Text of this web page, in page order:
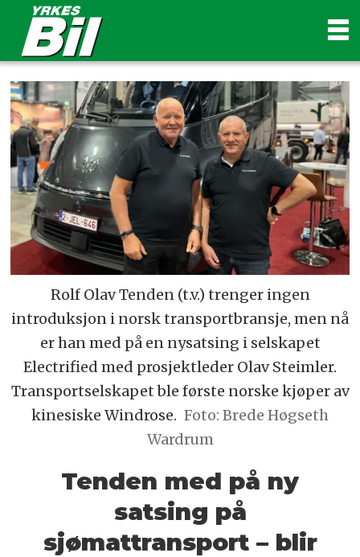
Rolf Olav Tenden (t.v.) trenger ingen
introduksjon i norsk transportbransje, men nå
er han med på en nysatsing i selskapet
Electrified med prosjektleder Olav Steimler.
Transportselskapet ble første norske kjøper av
kinesiske Windrose. Foto: Brede Høgseth
Wardrum
Tenden med på ny
satsing på
sjømattransport – blir